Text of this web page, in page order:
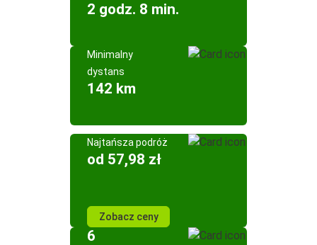
2 godz. 8 min.
Minimalny
dystans
142 km
Najtańsza podróż
od 57,98 zł
Zobacz ceny
6